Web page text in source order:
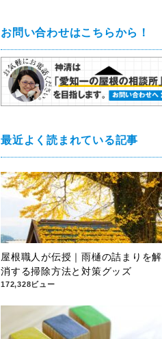
お問い合わせはこちらから！
最近よく読まれている記事
屋根職人が伝授｜雨樋の詰まりを解
消する掃除方法と対策グッズ
172,328ビュー